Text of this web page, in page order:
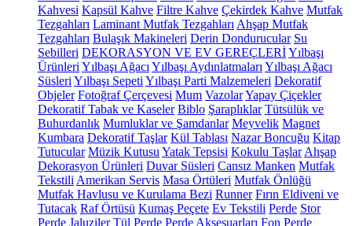
Kahvesi Kapsül Kahve Filtre Kahve Çekirdek Kahve Mutfak
Tezgahları Laminant Mutfak Tezgahları Ahşap Mutfak
Tezgahları Bulaşık Makineleri Derin Dondurucular Su
Sebilleri DEKORASYON VE EV GEREÇLERİYılbaşı
Ürünleri Yılbaşı Ağacı Yılbaşı Aydınlatmaları Yılbaşı Ağacı
Süsleri Yılbaşı Sepeti Yılbaşı Parti Malzemeleri Dekoratif
Objeler Fotoğraf Çerçevesi Mum VazolarYapay Çiçekler
Dekoratif Tabak ve Kaseler Biblo Şaraplıklar Tütsülük ve
Buhurdanlık Mumluklar ve Şamdanlar Meyvelik Magnet
Kumbara Dekoratif Taşlar Kül Tablası Nazar Boncuğu Kitap
Tutucular Müzik Kutusu Yatak Tepsisi Kokulu Taşlar Ahşap
Dekorasyon Ürünleri Duvar Süsleri Cansız Manken Mutfak
Tekstili Amerikan Servis Masa Örtüleri Mutfak Önlüğü
Mutfak Havlusu ve Kurulama Bezi Runner Fırın Eldiveni ve
Tutacak Raf Örtüsü Kumaş Peçete Ev Tekstili Perde Stor
Perde Jaluziler Tül Perde Perde Aksesuarları Fon Perde